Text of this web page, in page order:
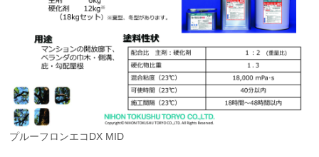
プルーフロンエコDX MID